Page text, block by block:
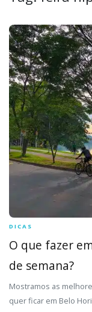
DICAS
O que fazer
de semana?
Mostramos as
quer ficar em Belo